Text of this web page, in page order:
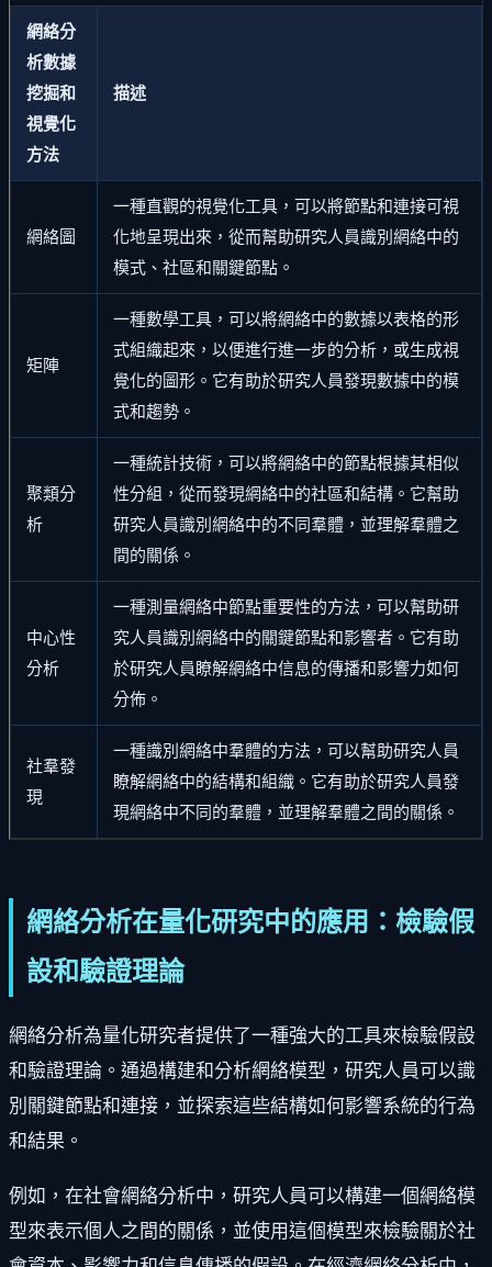
網絡分
析數據
挖掘和
視覺化
方法
描述
網絡圖
一種直觀的視覺化工具，可以將節點和連接可視
化地呈現出來，從而幫助研究人員識別網絡中的
模式、社區和關鍵節點。
矩陣
一種數學工具，可以將網絡中的數據以表格的形
式組織起來，以便進行進一步的分析，或生成視
覺化的圖形。它有助於研究人員發現數據中的模
式和趨勢。
聚類分
析
一種統計技術，可以將網絡中的節點根據其相似
性分組，從而發現網絡中的社區和結構。它幫助
研究人員識別網絡中的不同羣體，並理解羣體之
間的關係。
中心性
分析
一種測量網絡中節點重要性的方法，可以幫助研
究人員識別網絡中的關鍵節點和影響者。它有助
於研究人員瞭解網絡中信息的傳播和影響力如何
分佈。
社羣發
現
一種識別網絡中羣體的方法，可以幫助研究人員
瞭解網絡中的結構和組織。它有助於研究人員發
現網絡中不同的羣體，並理解羣體之間的關係。
網絡分析在量化研究中的應用：檢驗假
設和驗證理論
網絡分析為量化研究者提供了一種強大的工具來檢驗假設
和驗證理論。通過構建和分析網絡模型，研究人員可以識
別關鍵節點和連接，並探索這些結構如何影響系統的行為
和結果。
例如，在社會網絡分析中，研究人員可以構建一個網絡模
型來表示個人之間的關係，並使用這個模型來檢驗關於社